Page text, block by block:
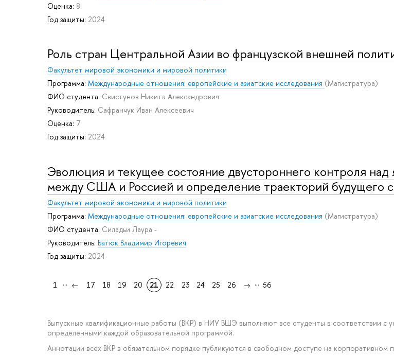
Оценка: 8
Год защиты: 2024
Роль стран Центральной Азии во французской внешней
Факультет мировой экономики и мировой политики
Программа: Международные отношения: европейские и азиатские исследования (Магистратура)
ФИО студента: Свистунов Никита Александрович
Руководитель: Сафранчук Иван Алексеевич
Оценка: 7
Год защиты: 2024
Эволюция и текущее состояние двустороннего контроля
между США и Россией и определение траекторий будущего
Факультет мировой экономики и мировой политики
Программа: Международные отношения: европейские и азиатские исследования (Магистратура)
ФИО студента: Силадьи Лаура -
Руководитель: Батюк Владимир Игоревич
Год защиты: 2024
1 ... ← 17 18 19 20 21 22 23 24 25 26 → ... 56
Выпускные квалификационные работы (ВКР) в НИУ ВШЭ выполняют все студенты в соответствии с
определенными каждой образовательной программой.
Аннотации всех ВКР в обязательном порядке публикуются в свободном доступе на